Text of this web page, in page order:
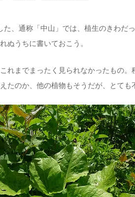
、通称「中山」では、植生のきわだ
ぬうちに書いておこう。
れまでまったく見られなかったもの
たのか、他の植物もそうだが、とても